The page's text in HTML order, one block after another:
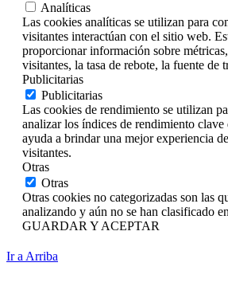
Analíticas
Las cookies analíticas se utilizan para
visitantes interactúan con el sitio web.
proporcionar información sobre
visitantes, la tasa de rebote, la fuente de
Publicitarias
Publicitarias
Las cookies de rendimiento se utilizan
analizar los índices de rendimiento
ayuda a brindar una mejor experiencia
visitantes.
Otras
Otras
Otras cookies no categorizadas son las
analizando y aún no se han clasificado
GUARDAR Y ACEPTAR
Ir a Arriba